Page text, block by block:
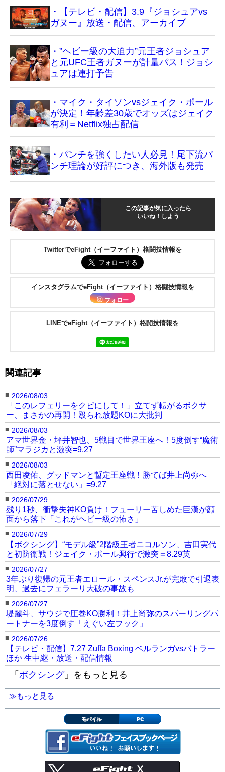
・【テレビ・配信】3.9『ジョシュアvs
ガヌー』放送・配信、アーカイブ
・”ヘビー級の大迫力”元王者ジョシュア
と元UFC王者ガヌーが計量パス！ジョシ
ュアは連打予告
・マイク・タイソンvsジェイク・ポール
が決定！年齢差30歳でオッズはジェイク
有利＝Netflix独占配信
・パンチを強くしたい人必見！尾下流パ
ンチ理論が好評につき、海外版も発売
この記事が気に入ったら
いいね！しよう
TwitterでeFight（イーファイト）格闘技情報を
インスタグラムでeFight（イーファイト）格闘技情報を
フォロー
LINEでeFight（イーファイト）格闘技情報を
関連記事
■ 2026/08/03
「このレフェリーをクビにして！」立てず転がるボクサ
ー、まさかの再開！殴られ放題KOに大批判
■ 2026/08/03
アマ世界金・坪井智也、5戦目で世界王座へ！5度倒す“魔術
師”マラジカと激突=9.27
■ 2026/08/03
西田凌佑、グッドマンと暫定王座戦！勝てば井上尚弥へ
「絶対に落とせない」=9.27
■ 2026/07/29
残り1秒、衝撃失神KO負け！フューリー苦しめた巨漢が顔
面から落下「これがヘビー級の怖さ」
■ 2026/07/29
【ボクシング】“モデル級”2階級王者ニコルソン、吉田実代
と初防衛戦！ジェイク・ポール興行で激突＝8.29英
■ 2026/07/27
3年ぶり復帰の元王者エロール・スペンスJr.が完敗で引退表
明、過去にフェラーリ大破の事故も
■ 2026/07/27
堤麗斗、サウジで圧巻KO勝利！井上尚弥のスパーリングパ
ートナーを3度倒す「えぐい左フック」
■ 2026/07/26
【テレビ・配信】7.27 Zuffa Boxing ベルランガvsバトラー
ほか 生中継・放送・配信情報
「 ボクシング」をもっと見る
≫もっと見る
モバイル PC